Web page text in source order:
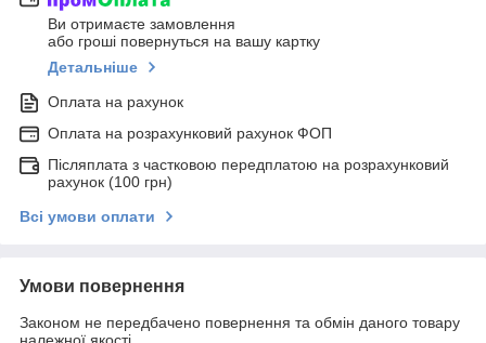
Ви отримаєте замовлення
або гроші повернуться на вашу картку
Детальніше
Оплата на рахунок
Оплата на розрахунковий рахунок ФОП
Післяплата з частковою передплатою на розрахунковий
рахунок (100 грн)
Всі умови оплати
Умови повернення
Законом не передбачено повернення та обмін даного товару